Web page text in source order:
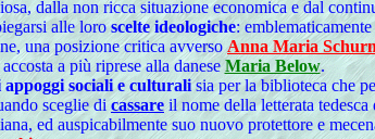
dalla non ricca situazione economica e dal
alle loroscelte ideologiche:
una posizione critica avverso Anna Maria
a più riprese alla daneseMaria Below.
sociali e culturalisia per la biblioteca che
sceglie dicassareil nome della letterata tedesca
ed auspicabilmente suo nuovo protettore e